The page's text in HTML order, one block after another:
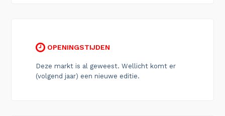
OPENINGSTIJDEN
Deze markt is al geweest. Wellicht komt er
(volgend jaar) een nieuwe editie.